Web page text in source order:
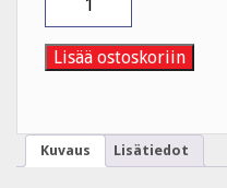
NFK4N
15
1500W
IP24
Lisää ostoskoriin
Kuvaus Lisätiedot